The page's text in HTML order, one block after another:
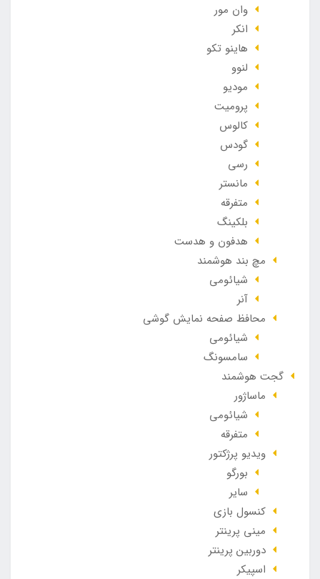
وان مور
انکر
هاینو تکو
لنوو
مودیو
پرومیت
کالوس
گودس
رسی
مانستر
متفرقه
بلکینگ
هدفون و هدست
مچ بند هوشمند
شیائومی
آنر
محافظ صفحه نمایش گوشی
شیائومی
سامسونگ
گجت هوشمند
ماساژور
شیائومی
متفرقه
ویدیو پرژکتور
بورگو
سایر
کنسول بازی
مینی پرینتر
دوربین پرینتر
اسپیکر